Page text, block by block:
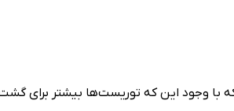
با وجود این که توریست‌ها بیشتر برای